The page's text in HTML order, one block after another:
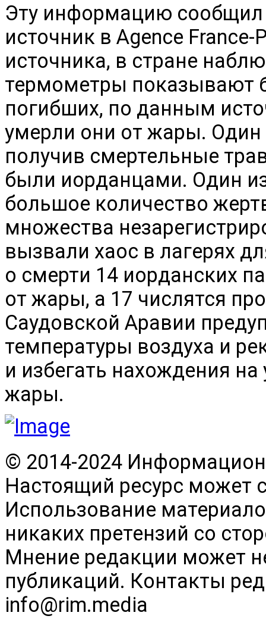
Эту информацию сообщил
источник в Agence
источника, в стране
термометры показывают
погибших, по данным
умерли они от жары. Один
получив смертельные
были иорданцами. Один
большое количество
множества
вызвали хаос в лагерях
о смерти 14 иорданских
от жары, а 17 числятся
Саудовской Аравии
температуры воздуха и
и избегать нахождения
жары.
© 2014-2024
Настоящий ресурс может
Использование
никаких претензий со
Мнение редакции может
публикаций. Контакты
info@rim.media